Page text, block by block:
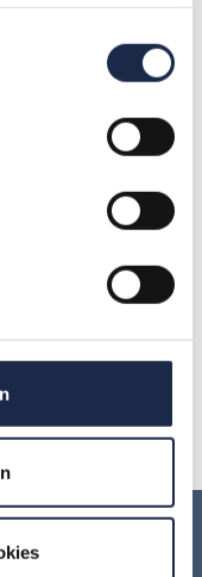
verpassen: